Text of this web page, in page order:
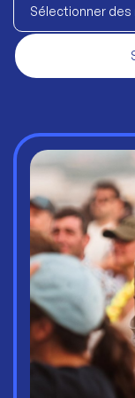
Sélectionner des